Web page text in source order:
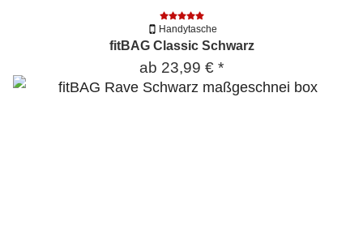
Handytasche
fitBAG Classic Schwarz
ab 23,99 € *